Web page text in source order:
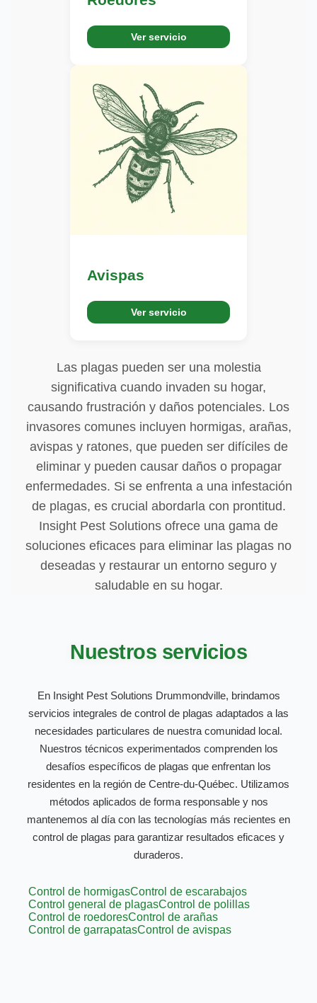
Ver servicio
Avispas
Ver servicio
Las plagas pueden ser una molestia
significativa cuando invaden su hogar,
causando frustración y daños potenciales. Los
invasores comunes incluyen hormigas, arañas,
avispas y ratones, que pueden ser difíciles de
eliminar y pueden causar daños o propagar
enfermedades. Si se enfrenta a una infestación
de plagas, es crucial abordarla con prontitud.
Insight Pest Solutions ofrece una gama de
soluciones eficaces para eliminar las plagas no
deseadas y restaurar un entorno seguro y
saludable en su hogar.
Nuestros servicios
En Insight Pest Solutions Drummondville, brindamos
servicios integrales de control de plagas adaptados a las
necesidades particulares de nuestra comunidad local.
Nuestros técnicos experimentados comprenden los
desafíos específicos de plagas que enfrentan los
residentes en la región de Centre-du-Québec. Utilizamos
métodos aplicados de forma responsable y nos
mantenemos al día con las tecnologías más recientes en
control de plagas para garantizar resultados eficaces y
duraderos.
Control de hormigasControl de escarabajos
Control general de plagasControl de polillas
Control de roedoresControl de arañas
Control de garrapatasControl de avispas